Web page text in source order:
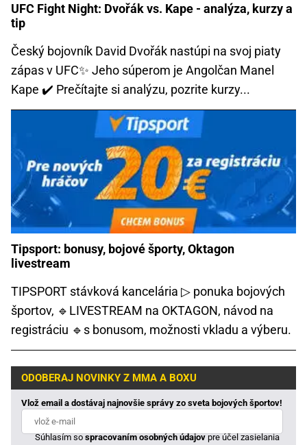
UFC Fight Night: Dvořák vs. Kape - analýza, kurzy a
tip
Český bojovník David Dvořák nastúpi na svoj piaty
zápas v UFC✨ Jeho súperom je Angolčan Manel
Kape ✔️ Prečítajte si analýzu, pozrite kurzy...
Tipsport: bonusy, bojové športy, Oktagon
livestream
TIPSPORT stávková kancelária ▷ ponuka bojových
športov, 🔹LIVESTREAM na OKTAGON, návod na
registráciu 🔹s bonusom, možnosti vkladu a výberu.
ODOBERAJ NOVINKY Z MMA A BOXU
Vlož email a dostávaj najnovšie správy zo sveta bojových športov!
Súhlasím sospracovaním osobných údajovpre účel zasielania